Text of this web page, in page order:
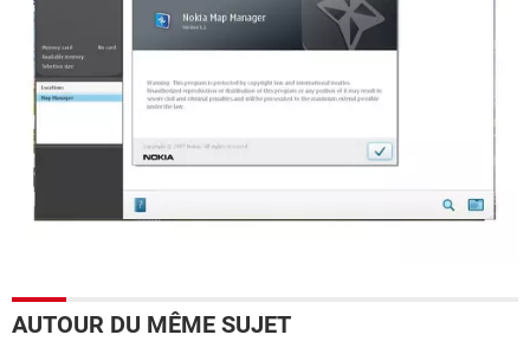
AUTOUR DU MÊME SUJET